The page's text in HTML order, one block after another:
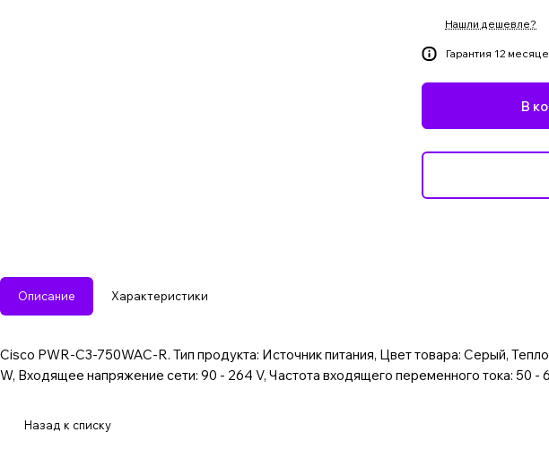
В
Нашли дешевле?
Гарантия 12
Описание Характеристики
Cisco PWR-C3-750WAC-R. Тип продукта: Источник питания, Цвет товара: Серый,
W, Входящее напряжение сети: 90 - 264 V, Частота входящего переменного тока: 50
Назад к списку